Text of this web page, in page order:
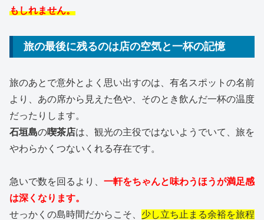
もしれません。
旅の最後に残るのは店の空気と一杯の記憶
旅のあとで意外とよく思い出すのは、有名スポットの名前
より、あの席から見えた色や、そのとき飲んだ一杯の温度
だったりします。
石垣島の喫茶店は、観光の主役ではないようでいて、旅を
やわらかくつないくれる存在です。
急いで数を回るより、 一軒をちゃんと味わうほうが満足感
は深くなります。
せっかくの島時間だからこそ、 少し立ち止まる余裕を旅程